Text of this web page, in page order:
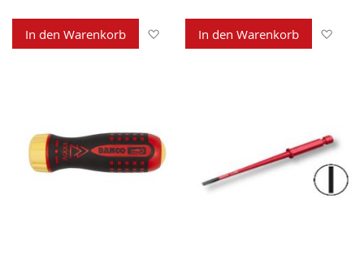
In den Warenkorb Zur Wunschliste hinzufügen
In den Warenkorb